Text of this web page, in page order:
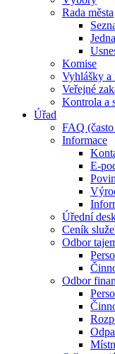
Rada města
Komise
Vyhlášky a
Veřejné
Kontrola a
Úřad
FAQ
Informace
E-
Úřední
Ceník
Odbor
Odbor